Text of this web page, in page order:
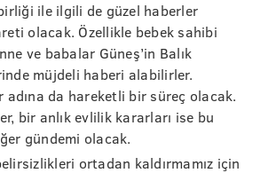
ile ilgili de güzel haberler
olacak. Özellikle bebek sahibi
ve babalar Güneş’in Balık
müjdeli haberi alabilirler.
adına da hareketli bir süreç olacak.
bir anlık evlilik kararları ise bu
gündemi olacak.
ortadan kaldırmamız için